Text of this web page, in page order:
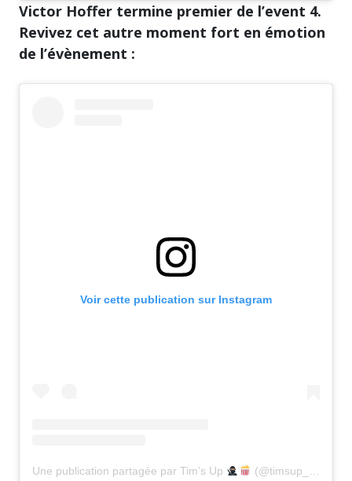
Victor Hoffer termine premier de l’event 4.
Revivez cet autre moment fort en émotion
de l’évènement :
Voir cette publication sur Instagram
Une publication partagée par Tim’s Up (@timsup_media)